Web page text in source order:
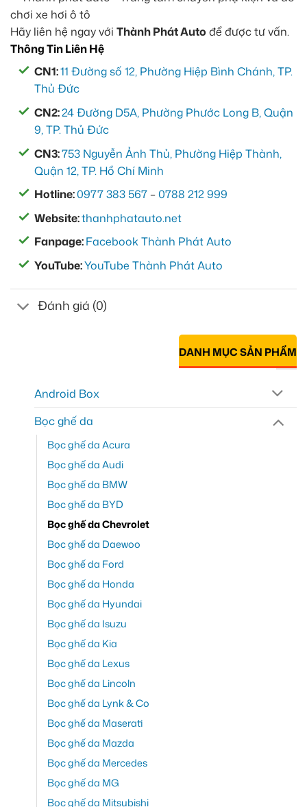
Hãy liên hệ ngay với Thành Phát Auto để được tư vấn.
Thông Tin Liên Hệ
CN1:11 Đường số 12, Phường Hiệp Bình Chánh, TP.
Thủ Đức
CN2:24 Đường D5A, Phường Phước Long B, Quận
9, TP. Thủ Đức
CN3:753 Nguyễn Ảnh Thủ, Phường Hiệp Thành,
Quận 12, TP. Hồ Chí Minh
Hotline:0977 383 567 –0788 212 999
Website:thanhphatauto.net
Fanpage:Facebook Thành Phát Auto
YouTube:YouTube Thành Phát Auto
Đánh giá (0)
DANH MỤC SẢN PHẨM
Android Box
Bọc ghế da
Bọc ghế da Acura
Bọc ghế da Audi
Bọc ghế da BMW
Bọc ghế da BYD
Bọc ghế da Chevrolet
Bọc ghế da Daewoo
Bọc ghế da Ford
Bọc ghế da Honda
Bọc ghế da Hyundai
Bọc ghế da Isuzu
Bọc ghế da Kia
Bọc ghế da Lexus
Bọc ghế da Lincoln
Bọc ghế da Lynk & Co
Bọc ghế da Maserati
Bọc ghế da Mazda
Bọc ghế da Mercedes
Bọc ghế da MG
Bọc ghế da Mitsubishi